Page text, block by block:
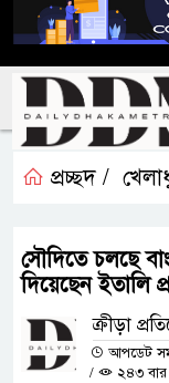
প্রচ্ছদ /
সৌদিতে চলছে
দিয়েছেন ইতালি
ক্রীড়া
আপডেট
/
২৪৩